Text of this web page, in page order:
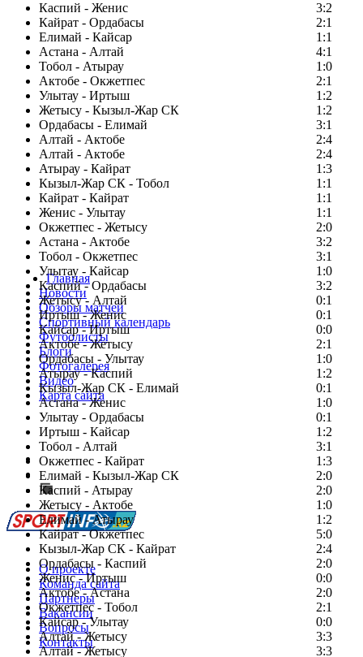
Каспий - Женис
3:2
Кайрат - Ордабасы
2:1
Елимай - Кайсар
1:1
Астана - Алтай
4:1
Тобол - Атырау
1:0
Актобе - Окжетпес
2:1
Улытау - Иртыш
1:2
Жетысу - Кызыл-Жар СК
1:2
Ордабасы - Елимай
3:1
Алтай - Актобе
2:4
Алтай - Актобе
2:4
Атырау - Кайрат
1:3
Кызыл-Жар СК - Тобол
1:1
Кайрат - Кайрат
1:1
Женис - Улытау
1:1
Окжетпес - Жетысу
2:0
Астана - Актобе
3:2
Тобол - Окжетпес
3:1
Улытау - Кайсар
1:0
Каспий - Ордабасы
3:2
Жетысу - Алтай
0:1
Иртыш - Женис
0:1
Кайсар - Иртыш
0:0
Актобе - Жетысу
2:1
Ордабасы - Улытау
1:0
Атырау - Каспий
1:2
Кызыл-Жар СК - Елимай
0:1
Астана - Женис
1:0
Улытау - Ордабасы
0:1
Иртыш - Кайсар
1:2
Тобол - Алтай
3:1
Окжетпес - Кайрат
1:3
Елимай - Кызыл-Жар СК
2:0
Каспий - Атырау
2:0
Жетысу - Актобе
1:0
Елимай - Атырау
1:2
Кайрат - Окжетпес
5:0
Кызыл-Жар СК - Кайрат
2:4
Ордабасы - Каспий
2:0
Женис - Иртыш
0:0
Актобе - Астана
2:0
Окжетпес - Тобол
2:1
Кайсар - Улытау
0:0
Алтай - Жетысу
3:3
Алтай - Жетысу
3:3
Главная
Новости
Обзоры матчей
Спортивный календарь
Футболисты
Блоги
Фотогалерея
Видео
Карта сайта
Есть идея?
Сообщить о мероприятии
Перейти на старый сайт
О проекте
Команда сайта
Партнеры
Вакансии
Вопросы
Контакты